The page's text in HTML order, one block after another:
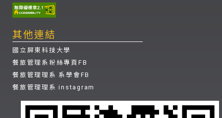
其他連結
國立屏東科技大學
餐旅管理系粉絲專頁FB
餐旅管理理系 系學會FB
餐旅管理理系 instagram